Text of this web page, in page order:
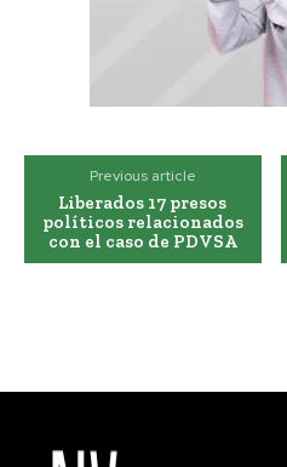
Previous article
Liberados 17 presos
políticos relacionados
con el caso de PDVSA